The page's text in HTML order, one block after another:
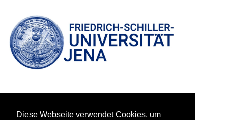
Diese Webseite verwendet Cookies, um